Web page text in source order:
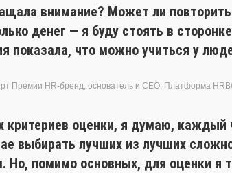
внимание? Может ли
денег — я буду стоять в
показала, что можно учиться у
Премии HR-бренд, основатель и CEO, Платформа
оценки, я думаю, каждый
выбирать лучших из лучших
Но, помимо основных, для оценки я